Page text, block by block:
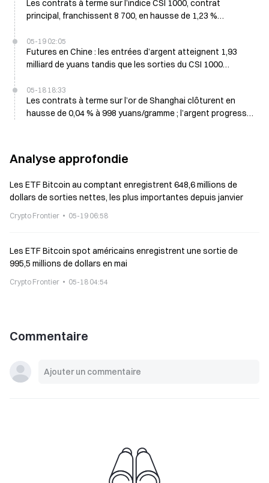
Les contrats à terme sur l’indice CSI 1000, contrat
principal, franchissent 8 700, en hausse de 1,23 %
05-19 02:05
Futures en Chine : les entrées d’argent atteignent 1,93
milliard de yuans tandis que les sorties du CSI 1000
05-18 18:33
Les contrats à terme sur l’or de Shanghai clôturent en
hausse de 0,04 % à 998 yuans/gramme ; l’argent progresse
Analyse approfondie
Les ETF Bitcoin au comptant enregistrent 648,6 millions de
dollars de sorties nettes, les plus importantes depuis janvier
Crypto Frontier 05-19 06:58
Les ETF Bitcoin spot américains enregistrent une sortie de
995,5 millions de dollars en mai
Crypto Frontier 05-18 04:54
Commentaire